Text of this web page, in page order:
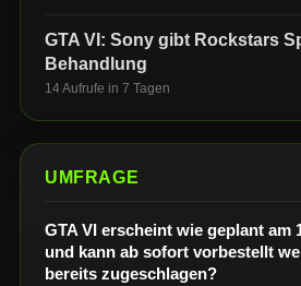
GTA VI: Sony gibt Rockstars
Behandlung
14 Aufrufe in 7 Tagen
UMFRAGE
GTA VI erscheint wie geplant am
und kann ab sofort vorbestellt
bereits zugeschlagen?